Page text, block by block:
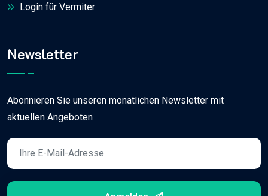
Login für Vermiter
Newsletter
Abonnieren Sie unseren monatlichen Newsletter mit
aktuellen Angeboten